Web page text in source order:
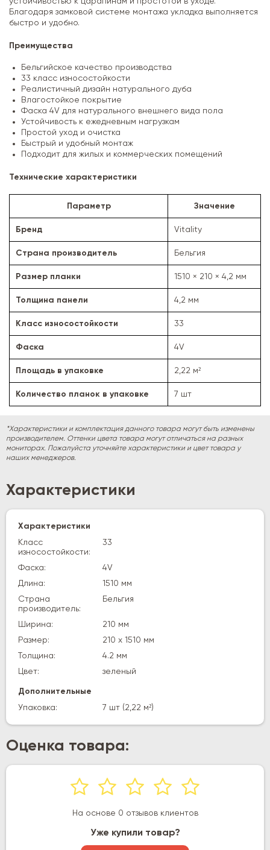
Благодаря замковой системе монтажа укладка выполняется
быстро и удобно.
Преимущества
Бельгийское качество производства
33 класс износостойкости
Реалистичный дизайн натурального дуба
Влагостойкое покрытие
Фаска 4V для натурального внешнего вида пола
Устойчивость к ежедневным нагрузкам
Простой уход и очистка
Быстрый и удобный монтаж
Подходит для жилых и коммерческих помещений
Технические характеристики
Параметр Значение
Бренд Vitality
Страна производитель Бельгия
Размер планки 1510 × 210 × 4,2 мм
Толщина панели 4,2 мм
Класс износостойкости 33
Фаска 4V
Площадь в упаковке 2,22 м²
Количество планок в упаковке 7 шт
*Характеристики и комплектация данного товара могут быть изменены
производителем. Оттенки цвета товара могут отличаться на разных
мониторах. Пожалуйста уточняйте характеристики и цвет товара у
наших менеджеров.
Характеристики
Характеристики
Класс
износостойкости:
33
Фаска:
4V
Длина:
1510 мм
Страна
производитель:
Бельгия
Ширина:
210 мм
Размер:
210 х 1510 мм
Толщина:
4.2 мм
Цвет:
зеленый
Дополнительные
Упаковка:
7 шт (2,22 м²)
Оценка товара:
На основе 0 отзывов клиентов
Уже купили товар?